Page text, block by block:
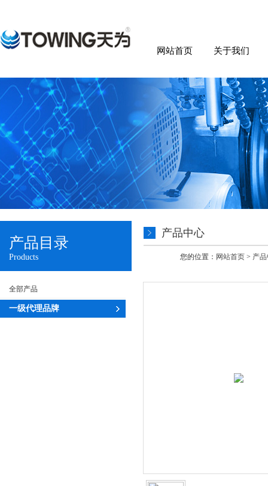
网站首页 关于我们
产品目录
Products
全部产品
一级代理品牌
产品中心
您的位置： 网站首页 > 产